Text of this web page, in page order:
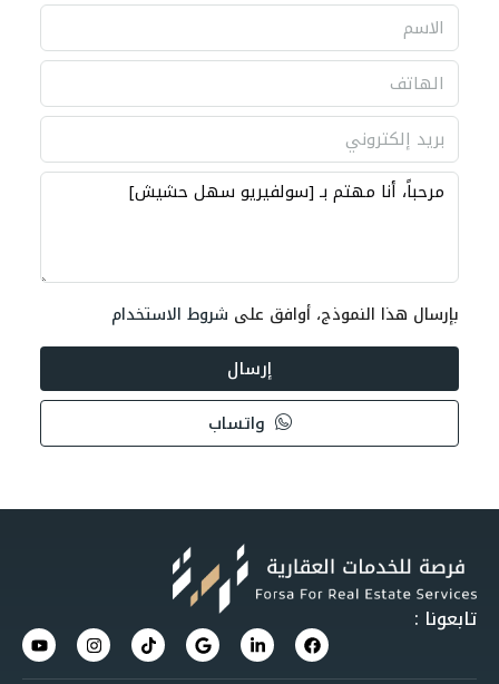
بإرسال هذا النموذج، أوافق علىشروط الاستخدام
إرسال
واتساب
تابعونا :